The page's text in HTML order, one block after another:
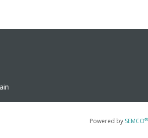
Zwischen dem 01.08. und
um den Prüfungstermin in Absprache
Powered by SEMCO®